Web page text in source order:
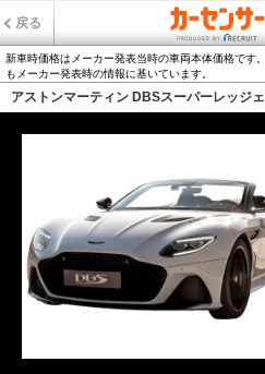
戻る
新車時価格はメーカー発表当時の車両本体価格です
もメーカー発表時の情報に基いています。
アストンマーティン DBSスーパーレッジ